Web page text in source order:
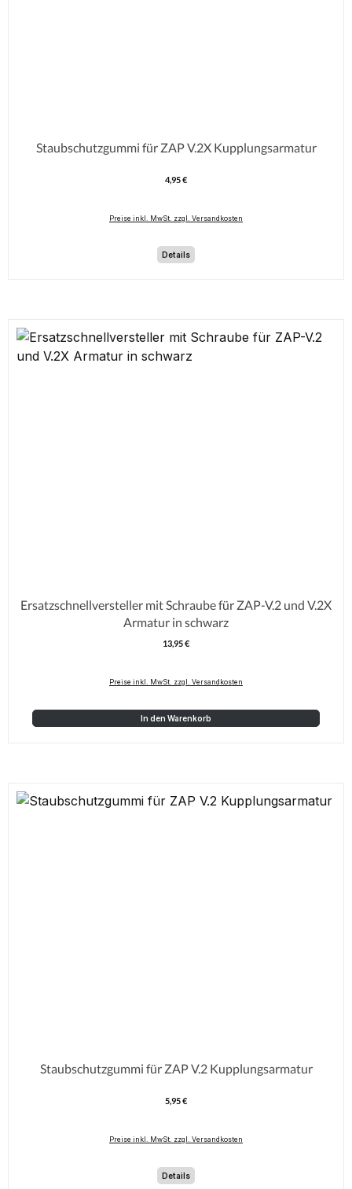
Staubschutzgummi für ZAP V.2X Kupplungsarmatur
Regulärer Preis:
4,95 €
Preise inkl. MwSt. zzgl. Versandkosten
Details
Ersatzschnellversteller mit Schraube für ZAP-V.2 und V.2X
Armatur in schwarz
Regulärer Preis:
13,95 €
Preise inkl. MwSt. zzgl. Versandkosten
In den Warenkorb
Staubschutzgummi für ZAP V.2 Kupplungsarmatur
Regulärer Preis:
5,95 €
Preise inkl. MwSt. zzgl. Versandkosten
Details